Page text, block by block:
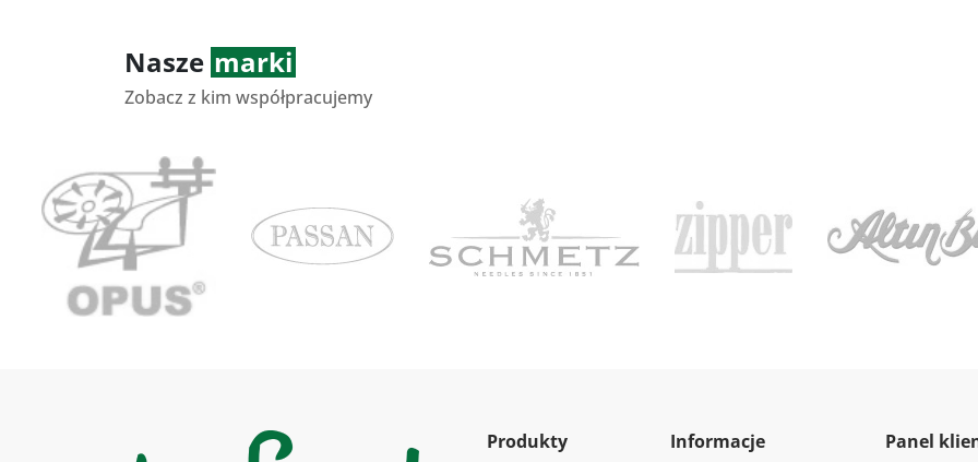
Nasze marki
Zobacz z kim współpracujemy
Produkty Informacje Panel